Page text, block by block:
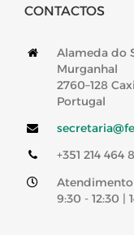
CONTACTOS
Alameda do
Murganhal
2760–128
Portugal
+351 214 464
Atendimento
9:30 - 12:30 |